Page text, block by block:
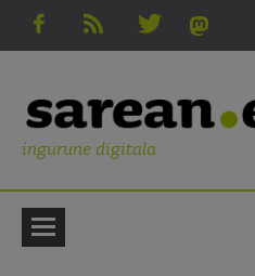
ingurune digitala